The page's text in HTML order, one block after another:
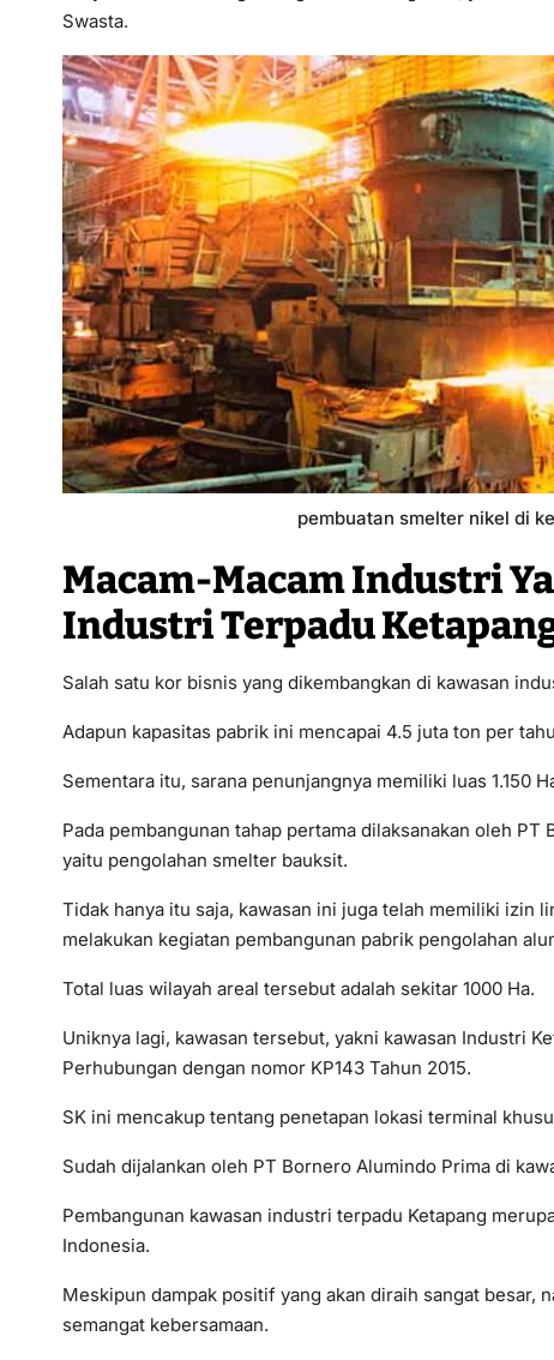
Swasta.
pembuatan smelter nikel di
Macam-Macam Industri
Industri Terpadu
Salah satu kor bisnis yang dikembangkan di kawasan
Adapun kapasitas pabrik ini mencapai 4.5 juta ton per
Sementara itu, sarana penunjangnya memiliki luas 1.150
Pada pembangunan tahap pertama dilaksanakan oleh
yaitu pengolahan smelter bauksit.
Tidak hanya itu saja, kawasan ini juga telah memiliki izin
melakukan kegiatan pembangunan pabrik pengolahan
Total luas wilayah areal tersebut adalah sekitar 1000 Ha.
Uniknya lagi, kawasan tersebut, yakni kawasan Industri
Perhubungan dengan nomor KP143 Tahun 2015.
SK ini mencakup tentang penetapan lokasi terminal
Sudah dijalankan oleh PT Bornero Alumindo Prima di
Pembangunan kawasan industri terpadu Ketapang
Indonesia.
Meskipun dampak positif yang akan diraih sangat besar,
semangat kebersamaan.